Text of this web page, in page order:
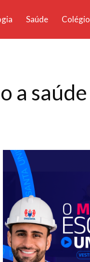
Saúde Colégio
a saúde